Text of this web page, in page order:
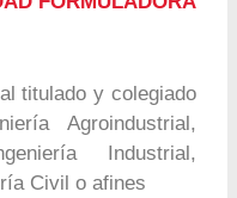
titulado y colegiado
Agroindustrial,
Industrial,
Civil o afines